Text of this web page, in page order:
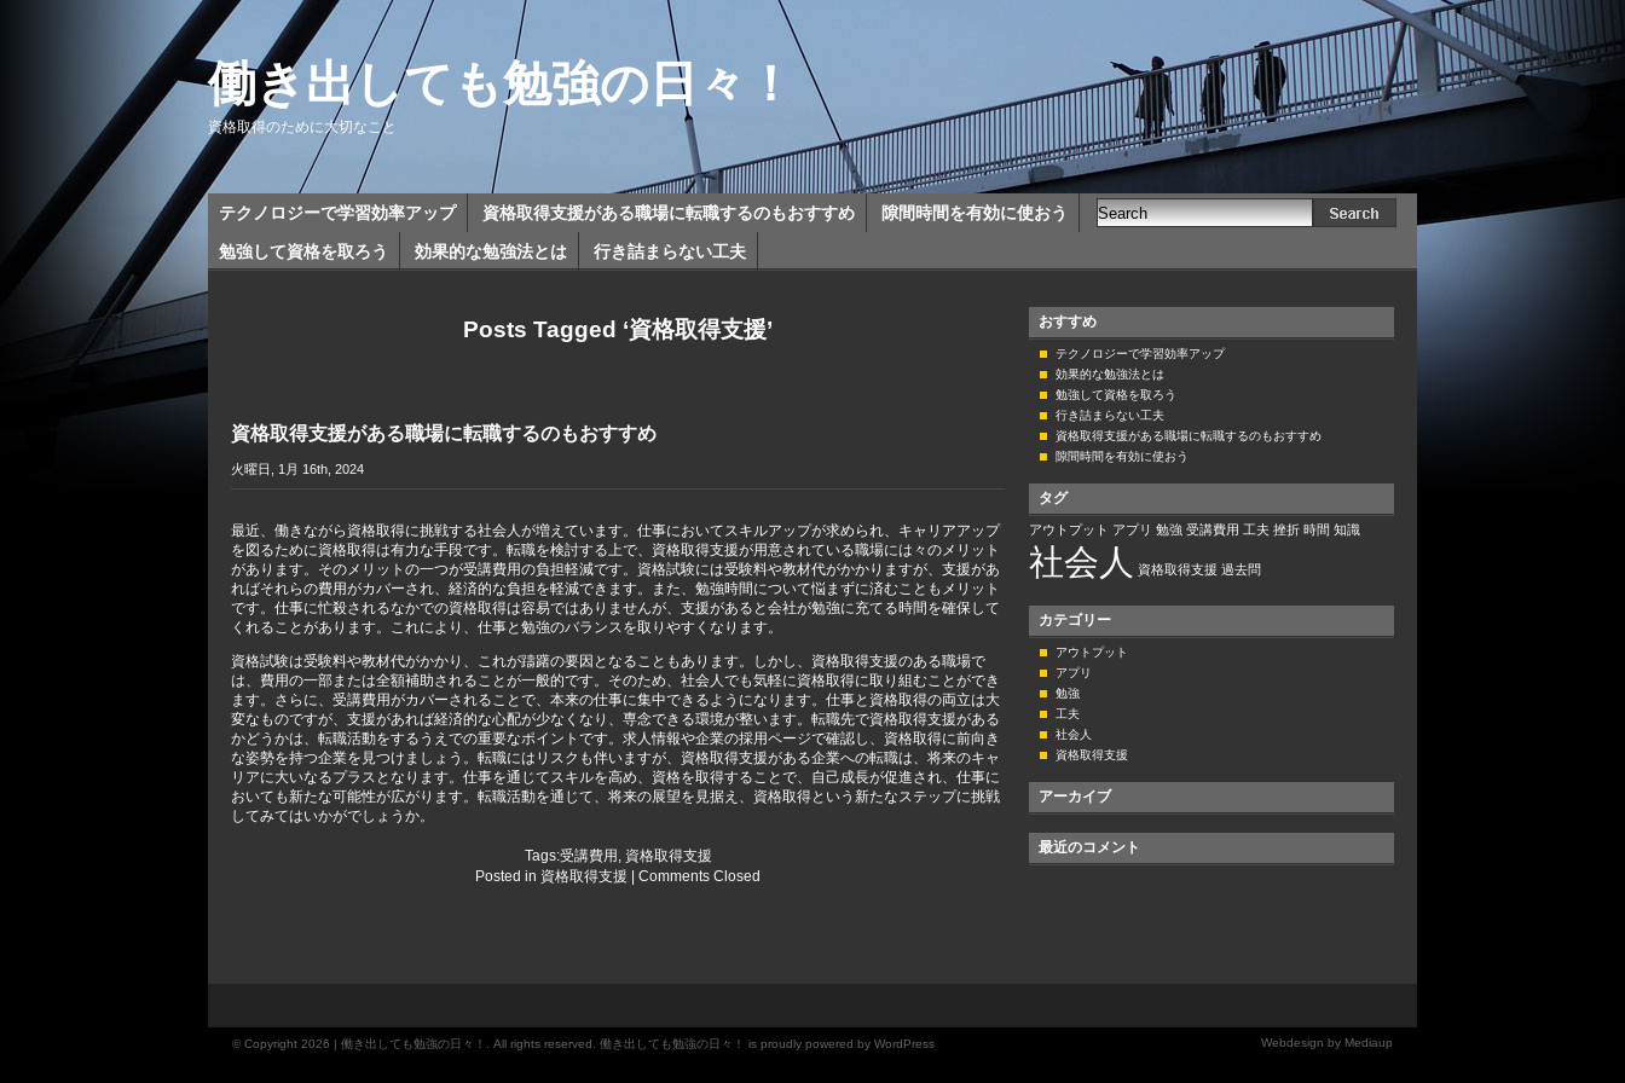
働き出しても勉強の日々！
資格取得のために大切なこと
テクノロジーで学習効率アップ 資格取得支援がある職場に転職するのもおすすめ
隙間時間を有効に使おう
勉強して資格を取ろう
効果的な勉強法とは 行き詰まらない工夫
Posts Tagged ‘資格取得支援’
資格取得支援がある職場に転職するのもおすすめ
火曜日, 1月 16th, 2024
最近、働きながら資格取得に挑戦する社会人が増えています。仕事においてスキルアップが求められ、キャリアアップ
を図るために資格取得は有力な手段です。転職を検討する上で、資格取得支援が用意されている職場には々のメリット
があります。そのメリットの一つが受講費用の負担軽減です。資格試験には受験料や教材代がかかりますが、支援があ
ればそれらの費用がカバーされ、経済的な負担を軽減できます。また、勉強時間について悩まずに済むこともメリット
です。仕事に忙殺されるなかでの資格取得は容易ではありませんが、支援があると会社が勉強に充てる時間を確保して
くれることがあります。これにより、仕事と勉強のバランスを取りやすくなります。
資格試験は受験料や教材代がかかり、これが躊躇の要因となることもあります。しかし、資格取得支援のある職場で
は、費用の一部または全額補助されることが一般的です。そのため、社会人でも気軽に資格取得に取り組むことができ
ます。さらに、受講費用がカバーされることで、本来の仕事に集中できるようになります。仕事と資格取得の両立は大
変なものですが、支援があれば経済的な心配が少なくなり、専念できる環境が整います。転職先で資格取得支援がある
かどうかは、転職活動をするうえでの重要なポイントです。求人情報や企業の採用ページで確認し、資格取得に前向き
な姿勢を持つ企業を見つけましょう。転職にはリスクも伴いますが、資格取得支援がある企業への転職は、将来のキャ
リアに大いなるプラスとなります。仕事を通じてスキルを高め、資格を取得することで、自己成長が促進され、仕事に
おいても新たな可能性が広がります。転職活動を通じて、将来の展望を見据え、資格取得という新たなステップに挑戦
してみてはいかがでしょうか。
Tags:受講費用 , 資格取得支援
Posted in 資格取得支援 Comments Closed
おすすめ
テクノロジーで学習効率アップ
効果的な勉強法とは
勉強して資格を取ろう
行き詰まらない工夫
資格取得支援がある職場に転職するのもおすすめ
隙間時間を有効に使おう
タグ
アウトプット アプリ 勉強 受講費用 工夫 挫折 時間 知識
社会人 資格取得支援 過去問
カテゴリー
アウトプット
アプリ
勉強
工夫
社会人
資格取得支援
アーカイブ
最近のコメント
© Copyright 2026 | 働き出しても勉強の日々！. All rights reserved. 働き出しても勉強の日々！ is proudly powered by WordPress Webdesign by Mediaup